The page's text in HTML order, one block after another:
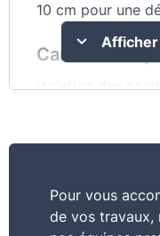
10 cm pour une
Isolation des
des combles
traditionnelle en
Pour vous
de vos travaux,